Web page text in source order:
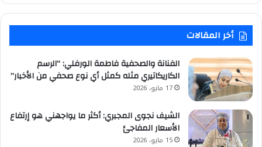
أخر المقالات
الفنانة والصحفية فاطمة الورفلي: “الرسم
الكاريكاتيري مثله كمثل أي نوع صحفي من الأخبار”
17 مايو، 2026
الشيف نجوى المجبري: أكثر ما يواجهني هو إرتفاع
الأسعار المفاجئ
15 مايو، 2026